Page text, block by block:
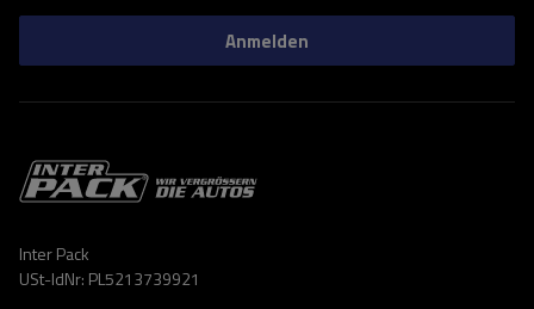
Anmelden
Inter Pack
USt-IdNr: PL5213739921